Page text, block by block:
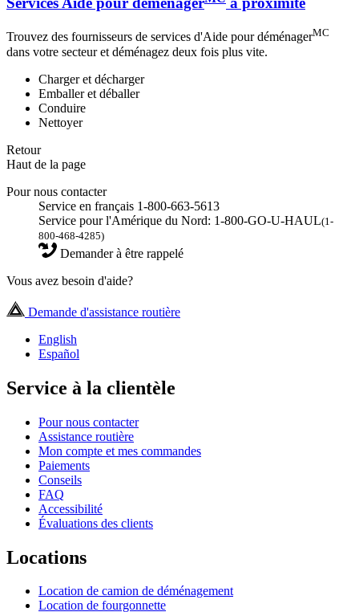
Trouvez des fournisseurs de services d'Aide pour déménagerMC
dans votre secteur et déménagez deux fois plus vite.
Charger et décharger
Emballer et déballer
Conduire
Nettoyer
Retour
Haut de la page
Pour nous contacter
Service en français 1-800-663-5613
Service pour l'Amérique du Nord: 1-800-GO-U-HAUL(1-
800-468-4285)
Demander à être rappelé
Vous avez besoin d'aide?
Demande d'assistance routière
English
Español
Service à la clientèle
Pour nous contacter
Assistance routière
Mon compte et mes commandes
Paiements
Conseils
FAQ
Accessibilité
Évaluations des clients
Locations
Location de camion de déménagement
Location de fourgonnette